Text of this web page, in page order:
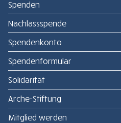
Spenden
Nachlassspende
Spendenkonto
Spendenformular
Solidarität
Arche-Stiftung
Mitglied werden